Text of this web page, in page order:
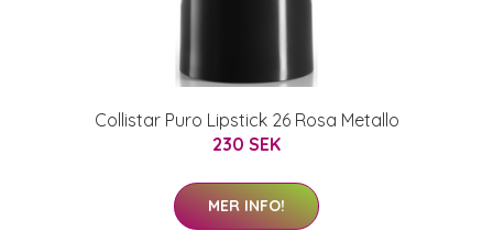
Collistar Puro Lipstick 26 Rosa Metallo
230 SEK
MER INFO!